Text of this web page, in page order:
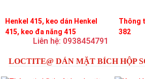
Henkel 415, keo dán Henkel
415, keo đa năng 415
Liên hệ: 0938454791
Thông
382
LOCTITE@ DÁN MẶT BÍCH HỘP